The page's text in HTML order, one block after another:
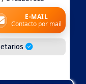
E-MAIL
Contacto por mail